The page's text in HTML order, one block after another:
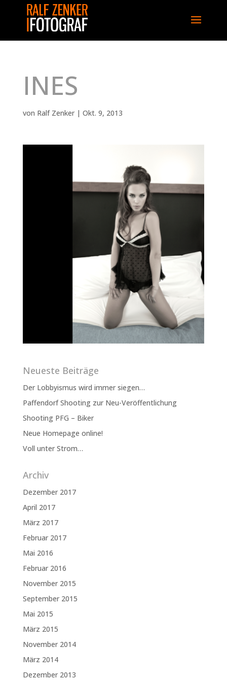
INES
von Ralf Zenker| Okt. 9, 2013
Neueste Beiträge
Der Lobbyismus wird immer siegen…
Paffendorf Shooting zur Neu-Veröffentlichung
Shooting PFG – Biker
Neue Homepage online!
Voll unter Strom…
Archiv
Dezember 2017
April 2017
März 2017
Februar 2017
Mai 2016
Februar 2016
November 2015
September 2015
Mai 2015
März 2015
November 2014
März 2014
Dezember 2013